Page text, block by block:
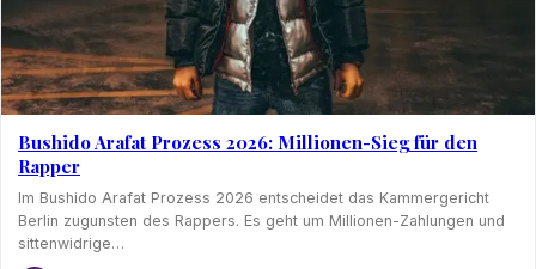
Bushido Arafat Prozess 2026: Millionen-Sieg für den
Rapper
Im Bushido Arafat Prozess 2026 entscheidet das Kammergericht
Berlin zugunsten des Rappers. Es geht um Millionen-Zahlungen und
sittenwidrige…